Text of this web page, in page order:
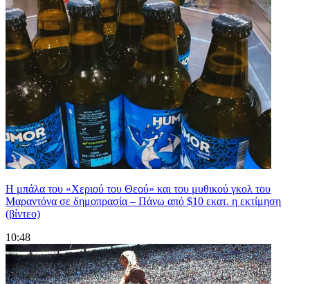
Η μπάλα του «Χεριού του Θεού» και του μυθικού γκολ του
Μαραντόνα σε δημοπρασία – Πάνω από $10 εκατ. η εκτίμηση
(βίντεο)
10:48